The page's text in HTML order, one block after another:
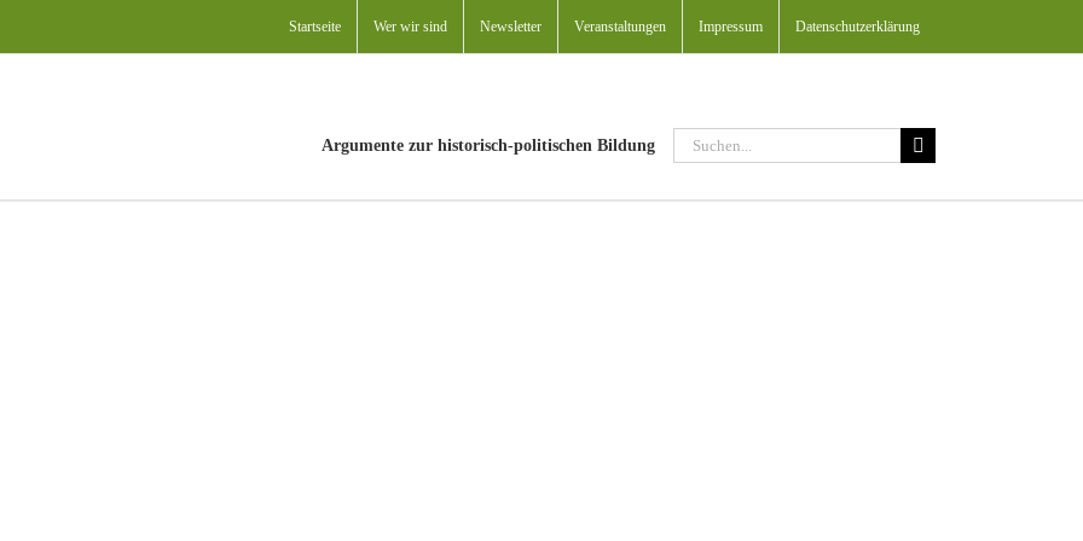
Startseite Wer wir sind Newsletter Veranstaltungen Impressum Datenschutzerklärung
Argumente zur historisch-politischen Bildung
Suche
nach: